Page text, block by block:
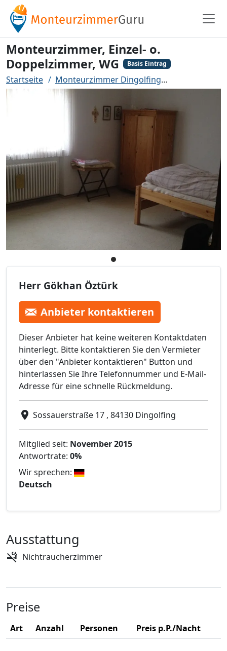
Monteurzimmer, Einzel- o.
Doppelzimmer, WG
Basis Eintrag
Startseite Monteurzimmer Dingolfing
Herr Gökhan Öztürk
Anbieter kontaktieren
Dieser Anbieter hat keine weiteren Kontaktdaten
hinterlegt. Bitte kontaktieren Sie den Vermieter
über den "Anbieter kontaktieren" Button und
hinterlassen Sie Ihre Telefonnummer und E-Mail-
Adresse für eine schnelle Rückmeldung.
Sossauerstraße 17 , 84130 Dingolfing
Mitglied seit: November 2015
Antwortrate: 0%
Wir sprechen:
Deutsch
Ausstattung
Nichtraucherzimmer
Preise
Art Anzahl Personen Preis p.P./Nacht